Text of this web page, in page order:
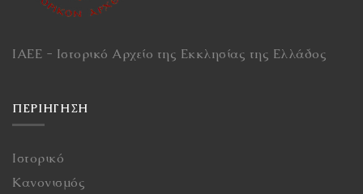
ΙΑΕΕ - Ιστορικό Αρχείο της Εκκλησίας της Ελλάδος
ΠΕΡΙΉΓΗΣΗ
Ιστορικό
Κανονισμός